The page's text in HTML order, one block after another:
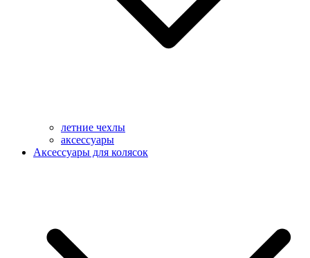
летние чехлы
аксессуары
Аксессуары для колясок